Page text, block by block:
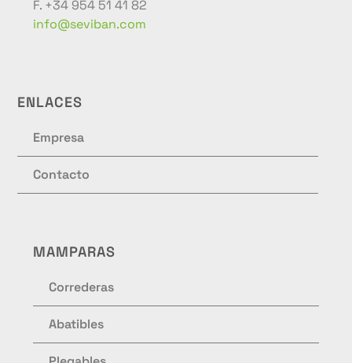
F. +34 954 51 41 82
info@seviban.com
ENLACES
Empresa
Contacto
MAMPARAS
Correderas
Abatibles